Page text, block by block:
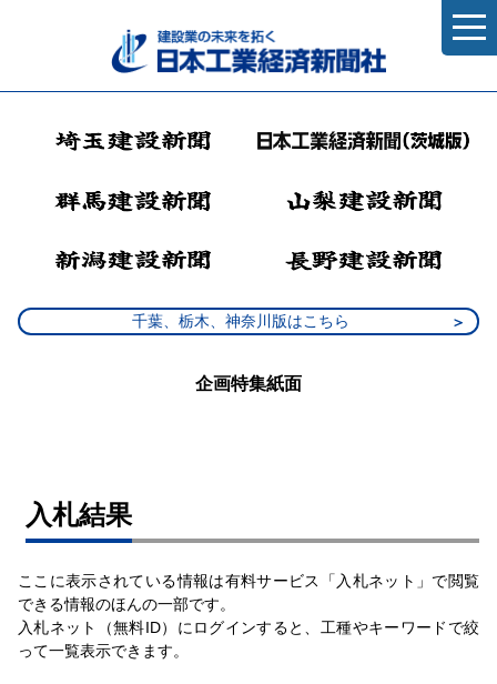
千葉、栃木、神奈川版はこちら
企画特集紙面
⼊札結果
ここに表示されている情報は有料サービス「入札ネット」で閲覧
できる情報のほんの一部です。
入札ネット（無料ID）にログインすると、工種やキーワードで絞
って一覧表示できます。